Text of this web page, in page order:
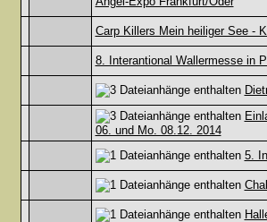
Carp Killers Mein heiliger See -
8. Interantional Wallermesse in
06. und Mo. 08.12. 2014
5.